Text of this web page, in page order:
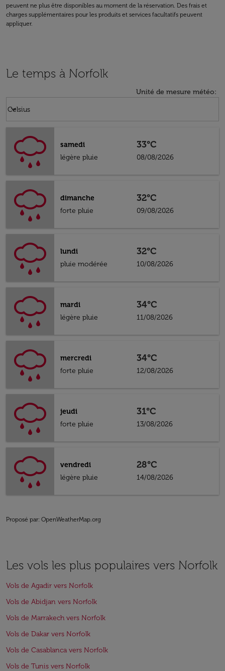
peuvent ne plus être disponibles au moment de la réservation. Des frais et
charges supplémentaires pour les produits et services facultatifs peuvent
appliquer.
Le temps à Norfolk
Unité de mesure météo:
Celsius
keyboard_arrow_down
samedi
légère pluie
33°C
08/08/2026
dimanche
forte pluie
32°C
09/08/2026
lundi
pluie modérée
32°C
10/08/2026
mardi
légère pluie
34°C
11/08/2026
mercredi
forte pluie
34°C
12/08/2026
jeudi
forte pluie
31°C
13/08/2026
vendredi
légère pluie
28°C
14/08/2026
Proposé par: OpenWeatherMap.org
Les vols les plus populaires vers Norfolk
Vols de Agadir vers Norfolk
Vols de Abidjan vers Norfolk
Vols de Marrakech vers Norfolk
Vols de Dakar vers Norfolk
Vols de Casablanca vers Norfolk
Vols de Tunis vers Norfolk